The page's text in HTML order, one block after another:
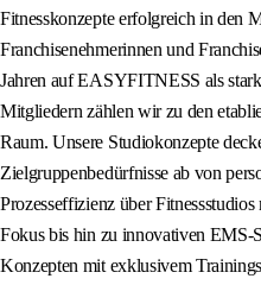
Fitnesskonzepte erfolgreich in den
Franchisenehmerinnen und
Jahren auf EASYFITNESS als
Mitgliedern zählen wir zu den
Raum. Unsere Studiokonzepte
Zielgruppenbedürfnisse ab von
Prozesseffizienz über
Fokus bis hin zu innovativen EMS-
Konzepten mit exklusivem